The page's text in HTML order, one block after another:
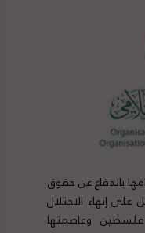
بالدفاع عن حقوق
إنهاء الاحتلال
وعاصمتها